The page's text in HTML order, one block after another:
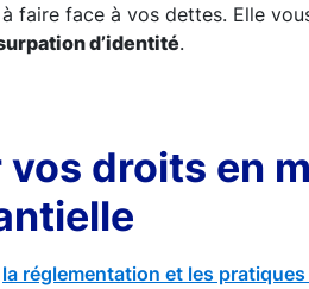
à faire face à vos dettes. Elle
d’identité.
droits en
la réglementation et les